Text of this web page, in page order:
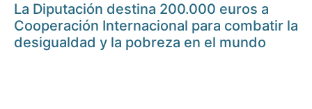
La Diputación destina 200.000 euros a
Cooperación Internacional para combatir la
desigualdad y la pobreza en el mundo